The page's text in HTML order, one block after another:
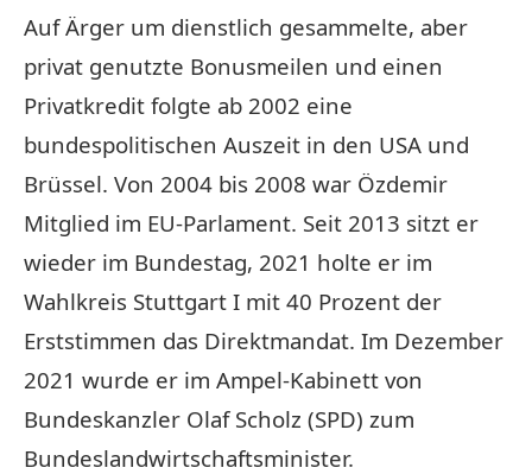
Auf Ärger um dienstlich gesammelte, aber
privat genutzte Bonusmeilen und einen
Privatkredit folgte ab 2002 eine
bundespolitischen Auszeit in den USA und
Brüssel. Von 2004 bis 2008 war Özdemir
Mitglied im EU-Parlament. Seit 2013 sitzt er
wieder im Bundestag, 2021 holte er im
Wahlkreis Stuttgart I mit 40 Prozent der
Erststimmen das Direktmandat. Im Dezember
2021 wurde er im Ampel-Kabinett von
Bundeskanzler Olaf Scholz (SPD) zum
Bundeslandwirtschaftsminister.